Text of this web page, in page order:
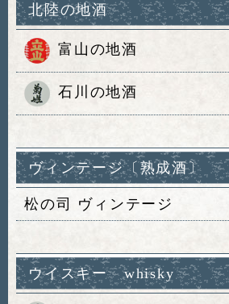
北陸の地酒
富山の地酒
石川の地酒
ヴィンテージ〔熟成酒〕
松の司 ヴィンテージ
ウイスキー whisky